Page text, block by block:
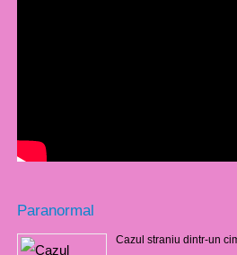
Paranormal
Cazul straniu dintr-un